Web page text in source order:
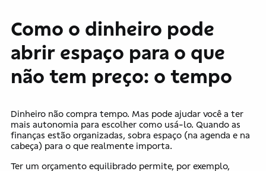
Como o dinheiro pode
abrir espaço para o que
não tem preço: o tempo
Dinheiro não compra tempo. Mas pode ajudar você a ter
mais autonomia para escolher como usá-lo. Quando as
finanças estão organizadas, sobra espaço (na agenda e na
cabeça) para o que realmente importa.
Ter um orçamento equilibrado permite, por exemplo,